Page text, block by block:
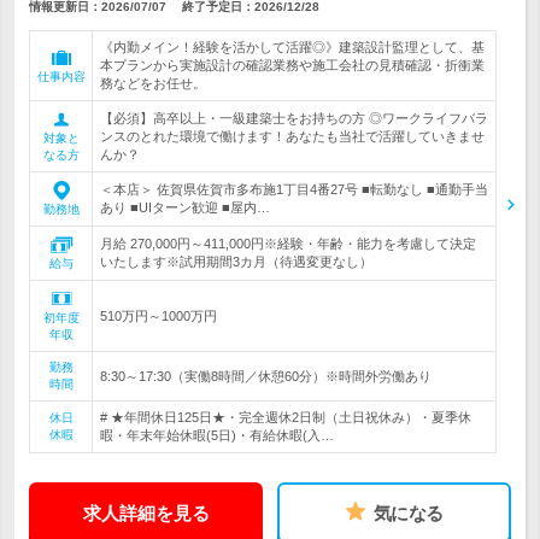
情報更新日：2026/07/07 終了予定日： 2026/12/28
仕事内容
《内勤メイン！経験を活かして活躍◎》建築設計監理として、基
本プランから実施設計の確認業務や施工会社の見積確認・折衝業
務などをお任せ。
対象と
なる方
【必須】高卒以上・一級建築士をお持ちの方 ◎ワークライフバラ
ンスのとれた環境で働けます！あなたも当社で活躍していきませ
んか？
勤務地
＜本店＞ 佐賀県佐賀市多布施1丁目4番27号 ■転勤なし ■通勤手当
あり ■UIターン歓迎 ■屋内…
給与
月給 270,000円～411,000円※経験・年齢・能力を考慮して決定
いたします※試用期間3カ月（待遇変更なし）
初年度
年収
510万円～1000万円
勤務
時間
8:30～17:30（実働8時間／休憩60分）※時間外労働あり
休日
休暇
# ★年間休日125日★・完全週休2日制（土日祝休み）・夏季休
暇・年末年始休暇(5日)・有給休暇(入…
求人詳細を見る 気になる